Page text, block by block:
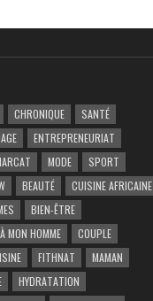
CHRONIQUE
SANTÉ
ENTREPRENEURIAT
MODE
SPORT
BEAUTÉ
CUISINE AFRICAINE
BIEN-ÊTRE
MON HOMME
COUPLE
FITHNAT
MAMAN
HYDRATATION